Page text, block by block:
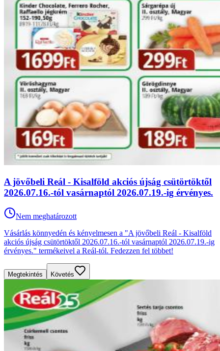
A jövőbeli Reál - Kisalföld akciós újság csütörtöktől
2026.07.16.-tól vasárnaptól 2026.07.19.-ig érvényes.
Nem meghatározott
Vásárlás könnyedén és kényelmesen a "A jövőbeli Reál - Kisalföld
akciós újság csütörtöktől 2026.07.16.-tól vasárnaptól 2026.07.19.-ig
érvényes." termékeivel a Reál-tól. Fedezzen fel többet!
Megtekintés Követés